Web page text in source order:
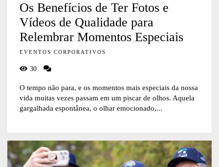
Os Benefícios de Ter Fotos e
Vídeos de Qualidade para
Relembrar Momentos Especiais
EVENTOS CORPORATIVOS
30
O tempo não para, e os momentos mais especiais da nossa
vida muitas vezes passam em um piscar de olhos. Aquela
gargalhada espontânea, o olhar emocionado,...